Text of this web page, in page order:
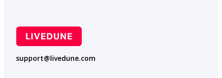
support@livedune.com